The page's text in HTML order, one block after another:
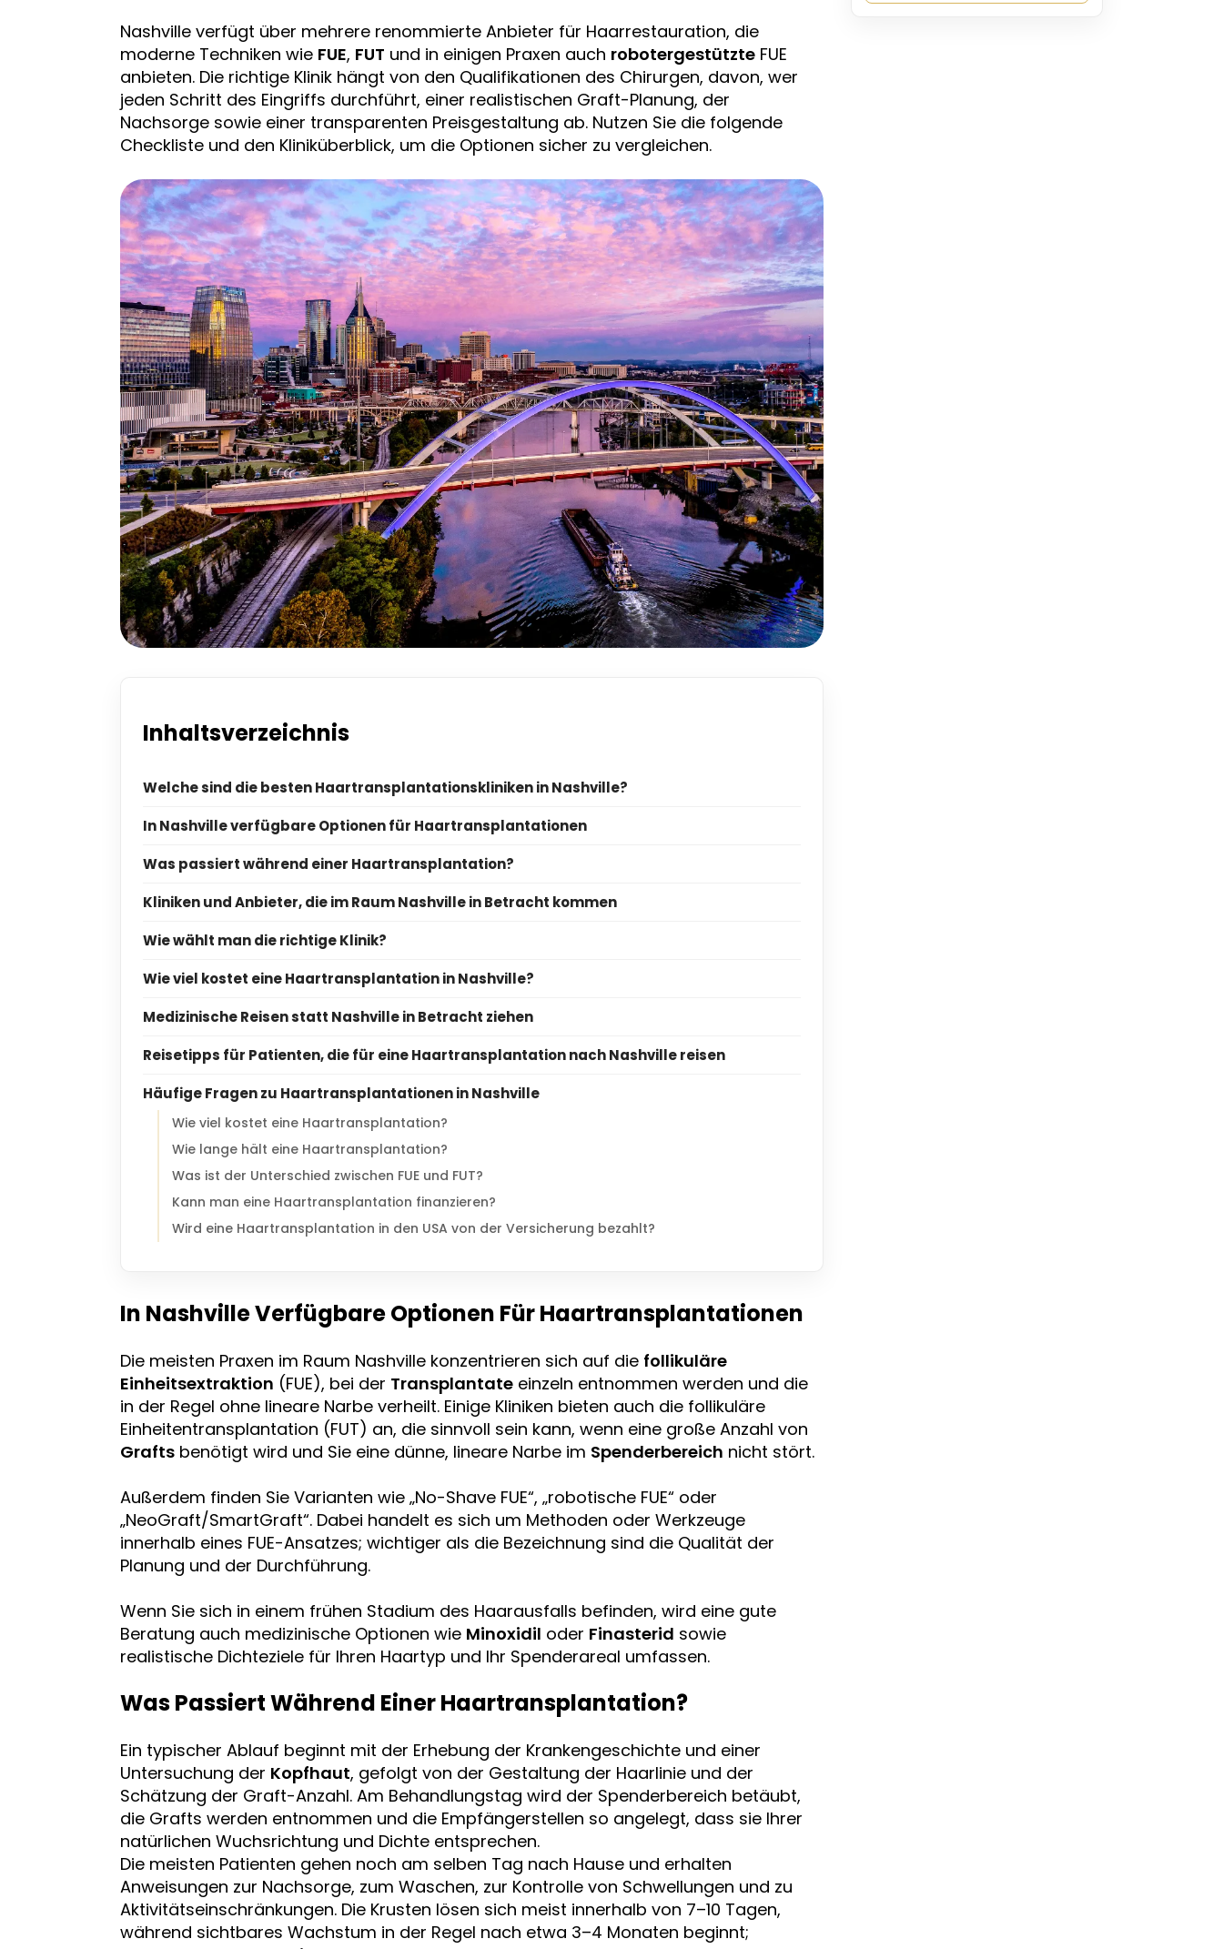
Nashville verfügt über mehrere renommierte Anbieter für Haarrestauration, die
moderne Techniken wie FUE, FUT und in einigen Praxen auch robotergestützte FUE
anbieten. Die richtige Klinik hängt von den Qualifikationen des Chirurgen, davon, wer
jeden Schritt des Eingriffs durchführt, einer realistischen Graft-Planung, der
Nachsorge sowie einer transparenten Preisgestaltung ab. Nutzen Sie die folgende
Checkliste und den Kliniküberblick, um die Optionen sicher zu vergleichen.
Inhaltsverzeichnis
Welche sind die besten Haartransplantationskliniken in Nashville?
In Nashville verfügbare Optionen für Haartransplantationen
Was passiert während einer Haartransplantation?
Kliniken und Anbieter, die im Raum Nashville in Betracht kommen
Wie wählt man die richtige Klinik?
Wie viel kostet eine Haartransplantation in Nashville?
Medizinische Reisen statt Nashville in Betracht ziehen
Reisetipps für Patienten, die für eine Haartransplantation nach Nashville reisen
Häufige Fragen zu Haartransplantationen in Nashville
Wie viel kostet eine Haartransplantation?
Wie lange hält eine Haartransplantation?
Was ist der Unterschied zwischen FUE und FUT?
Kann man eine Haartransplantation finanzieren?
Wird eine Haartransplantation in den USA von der Versicherung bezahlt?
In Nashville Verfügbare Optionen Für Haartransplantationen
Die meisten Praxen im Raum Nashville konzentrieren sich auf die follikuläre
Einheitsextraktion (FUE), bei der Transplantate einzeln entnommen werden und die
in der Regel ohne lineare Narbe verheilt. Einige Kliniken bieten auch die follikuläre
Einheitentransplantation (FUT) an, die sinnvoll sein kann, wenn eine große Anzahl von
Grafts benötigt wird und Sie eine dünne, lineare Narbe im Spenderbereich nicht stört.
Außerdem finden Sie Varianten wie „No-Shave FUE“, „robotische FUE“ oder
„NeoGraft/SmartGraft“. Dabei handelt es sich um Methoden oder Werkzeuge
innerhalb eines FUE-Ansatzes; wichtiger als die Bezeichnung sind die Qualität der
Planung und der Durchführung.
Wenn Sie sich in einem frühen Stadium des Haarausfalls befinden, wird eine gute
Beratung auch medizinische Optionen wie Minoxidil oder Finasterid sowie
realistische Dichteziele für Ihren Haartyp und Ihr Spenderareal umfassen.
Was Passiert Während Einer Haartransplantation?
Ein typischer Ablauf beginnt mit der Erhebung der Krankengeschichte und einer
Untersuchung der Kopfhaut, gefolgt von der Gestaltung der Haarlinie und der
Schätzung der Graft-Anzahl. Am Behandlungstag wird der Spenderbereich betäubt,
die Grafts werden entnommen und die Empfängerstellen so angelegt, dass sie Ihrer
natürlichen Wuchsrichtung und Dichte entsprechen.
Die meisten Patienten gehen noch am selben Tag nach Hause und erhalten
Anweisungen zur Nachsorge, zum Waschen, zur Kontrolle von Schwellungen und zu
Aktivitätseinschränkungen. Die Krusten lösen sich meist innerhalb von 7–10 Tagen,
während sichtbares Wachstum in der Regel nach etwa 3–4 Monaten beginnt;